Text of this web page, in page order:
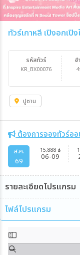
ทัวร์เกาหลี เปิงอกเปิ
รหัสทัวร์
KR_BX00076
จ
ปูซาน
ต้องการจองทัวร์ออ
ส.ค.
69
15,888 ฿
06-09
รายละเอียดโปรแกรม
ไฟล์โปรแกรม